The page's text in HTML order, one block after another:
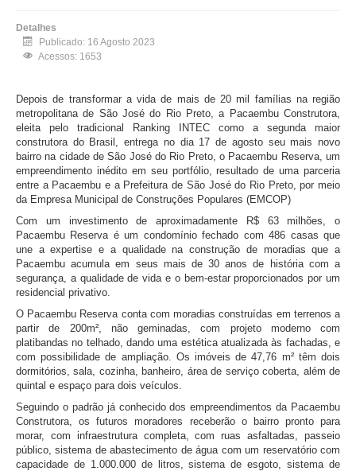
Detalhes
Publicado: 16 Agosto 2023
Acessos: 1653
Depois de transformar a vida de mais de 20 mil famílias na região
metropolitana de São José do Rio Preto, a Pacaembu Construtora,
eleita pelo tradicional Ranking INTEC como a segunda maior
construtora do Brasil, entrega no dia 17 de agosto seu mais novo
bairro na cidade de São José do Rio Preto, o Pacaembu Reserva, um
empreendimento inédito em seu portfólio, resultado de uma parceria
entre a Pacaembu e a Prefeitura de São José do Rio Preto, por meio
da Empresa Municipal de Construções Populares (EMCOP)
Com um investimento de aproximadamente R$ 63 milhões, o
Pacaembu Reserva é um condomínio fechado com 486 casas que
une a expertise e a qualidade na construção de moradias que a
Pacaembu acumula em seus mais de 30 anos de história com a
segurança, a qualidade de vida e o bem-estar proporcionados por um
residencial privativo.
O Pacaembu Reserva conta com moradias construídas em terrenos a
partir de 200m², não geminadas, com projeto moderno com
platibandas no telhado, dando uma estética atualizada às fachadas, e
com possibilidade de ampliação. Os imóveis de 47,76 m² têm dois
dormitórios, sala, cozinha, banheiro, área de serviço coberta, além de
quintal e espaço para dois veículos.
Seguindo o padrão já conhecido dos empreendimentos da Pacaembu
Construtora, os futuros moradores receberão o bairro pronto para
morar, com infraestrutura completa, com ruas asfaltadas, passeio
público, sistema de abastecimento de água com um reservatório com
capacidade de 1.000.000 de litros, sistema de esgoto, sistema de